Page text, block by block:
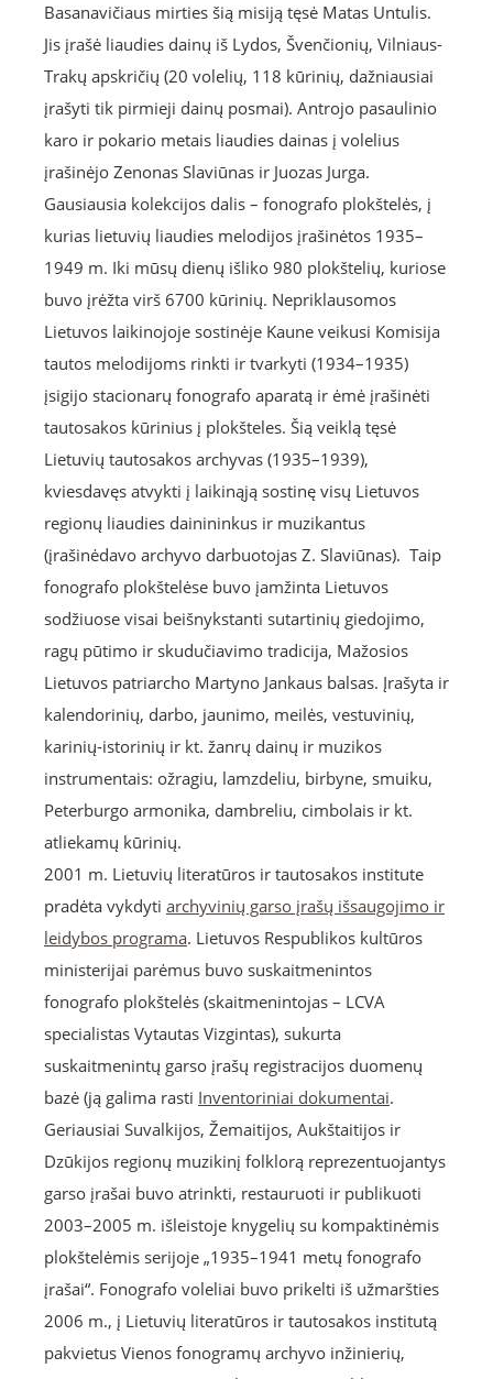
Basanavičiaus mirties šią misiją tęsė Matas Untulis.
Jis įrašė liaudies dainų iš Lydos, Švenčionių, Vilniaus-
Trakų apskričių (20 volelių, 118 kūrinių, dažniausiai
įrašyti tik pirmieji dainų posmai). Antrojo pasaulinio
karo ir pokario metais liaudies dainas į volelius
įrašinėjo Zenonas Slaviūnas ir Juozas Jurga.
Gausiausia kolekcijos dalis – fonografo plokštelės, į
kurias lietuvių liaudies melodijos įrašinėtos 1935–
1949 m. Iki mūsų dienų išliko 980 plokštelių, kuriose
buvo įrėžta virš 6700 kūrinių. Nepriklausomos
Lietuvos laikinojoje sostinėje Kaune veikusi Komisija
tautos melodijoms rinkti ir tvarkyti (1934–1935)
įsigijo stacionarų fonografo aparatą ir ėmė įrašinėti
tautosakos kūrinius į plokšteles. Šią veiklą tęsė
Lietuvių tautosakos archyvas (1935–1939),
kviesdavęs atvykti į laikinąją sostinę visų Lietuvos
regionų liaudies dainininkus ir muzikantus
(įrašinėdavo archyvo darbuotojas Z. Slaviūnas). Taip
fonografo plokštelėse buvo įamžinta Lietuvos
sodžiuose visai beišnykstanti sutartinių giedojimo,
ragų pūtimo ir skudučiavimo tradicija, Mažosios
Lietuvos patriarcho Martyno Jankaus balsas. Įrašyta ir
kalendorinių, darbo, jaunimo, meilės, vestuvinių,
karinių-istorinių ir kt. žanrų dainų ir muzikos
instrumentais: ožragiu, lamzdeliu, birbyne, smuiku,
Peterburgo armonika, dambreliu, cimbolais ir kt.
atliekamų kūrinių.
2001 m. Lietuvių literatūros ir tautosakos institute
pradėta vykdyti archyvinių garso įrašų išsaugojimo ir
leidybos programa. Lietuvos Respublikos kultūros
ministerijai parėmus buvo suskaitmenintos
fonografo plokštelės (skaitmenintojas – LCVA
specialistas Vytautas Vizgintas), sukurta
suskaitmenintų garso įrašų registracijos duomenų
bazė (ją galima rasti Inventoriniai dokumentai.
Geriausiai Suvalkijos, Žemaitijos, Aukštaitijos ir
Dzūkijos regionų muzikinį folklorą reprezentuojantys
garso įrašai buvo atrinkti, restauruoti ir publikuoti
2003–2005 m. išleistoje knygelių su kompaktinėmis
plokštelėmis serijoje „1935–1941 metų fonografo
įrašai“. Fonografo voleliai buvo prikelti iš užmaršties
2006 m., į Lietuvių literatūros ir tautosakos institutą
pakvietus Vienos fonogramų archyvo inžinierių,